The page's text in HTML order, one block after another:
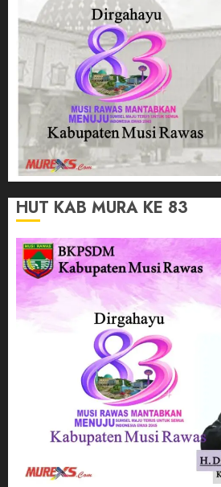
HUT KAB MURA KE 83